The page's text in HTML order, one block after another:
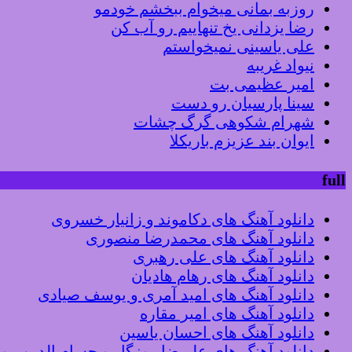
روزبه بمانی میخوام ببخشم خودمو
رضا یزدانی یخ تنهاییم رو آب کن
علی یاسینی نمیخواستم
نیواد غریبه
امیر عظیمی بت
سینا پارسیان رو دست
شهرام شکوهی گرگ چشات
ایوان بند عزیزم باریکلا
full
دانلود آهنگ های دکاموند و زانیار خسروی
دانلود آهنگ های محمدرضا منصوری
دانلود آهنگ های علی رهبری
دانلود آهنگ های رهام هادیان
دانلود آهنگ های امید آمری و یوسف صیادی
دانلود آهنگ های امیر مقاره
دانلود آهنگ های احسان یاسین